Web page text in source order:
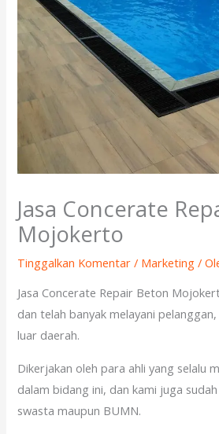
Jasa Concerate
Mojokerto
Tinggalkan Komentar / Marketing /
Jasa Concerate Repair Beton
dan telah banyak melayani
luar daerah.
Dikerjakan oleh para ahli yang selalu
dalam bidang ini, dan kami juga
swasta maupun BUMN.